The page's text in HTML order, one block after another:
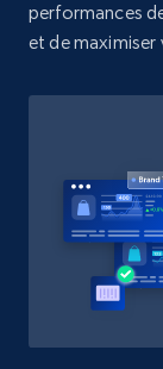
performances
et de maximiser